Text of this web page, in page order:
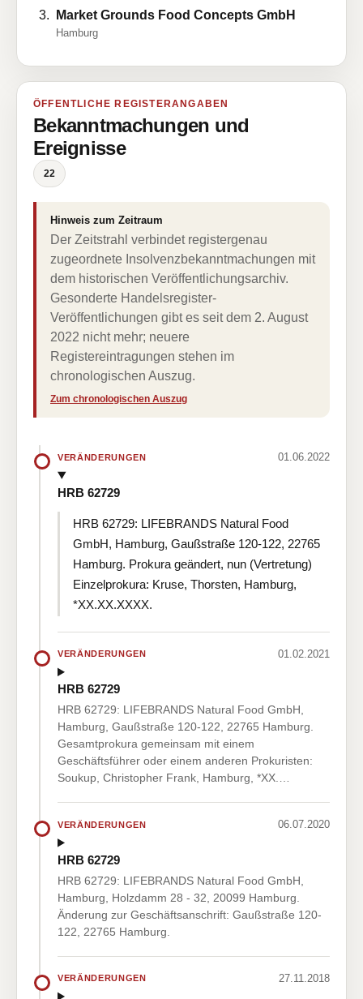
Market Grounds Food Concepts GmbH
Hamburg
ÖFFENTLICHE REGISTERANGABEN
Bekanntmachungen und
Ereignisse
22
Hinweis zum Zeitraum
Der Zeitstrahl verbindet registergenau
zugeordnete Insolvenzbekanntmachungen mit
dem historischen Veröffentlichungsarchiv.
Gesonderte Handelsregister-
Veröffentlichungen gibt es seit dem 2. August
2022 nicht mehr; neuere
Registereintragungen stehen im
chronologischen Auszug.
Zum chronologischen Auszug
VERÄNDERUNGEN 01.06.2022
HRB 62729
HRB 62729: LIFEBRANDS Natural Food
GmbH, Hamburg, Gaußstraße 120-122, 22765
Hamburg. Prokura geändert, nun (Vertretung)
Einzelprokura: Kruse, Thorsten, Hamburg,
*XX.XX.XXXX.
VERÄNDERUNGEN 01.02.2021
HRB 62729
HRB 62729: LIFEBRANDS Natural Food GmbH,
Hamburg, Gaußstraße 120-122, 22765 Hamburg.
Gesamtprokura gemeinsam mit einem
Geschäftsführer oder einem anderen Prokuristen:
Soukup, Christopher Frank, Hamburg, *XX.…
VERÄNDERUNGEN 06.07.2020
HRB 62729
HRB 62729: LIFEBRANDS Natural Food GmbH,
Hamburg, Holzdamm 28 - 32, 20099 Hamburg.
Änderung zur Geschäftsanschrift: Gaußstraße 120-
122, 22765 Hamburg.
VERÄNDERUNGEN 27.11.2018